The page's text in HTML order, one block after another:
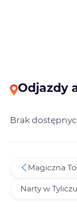
Odjazdy
Brak
Magiczna
Narty w Tyliczu